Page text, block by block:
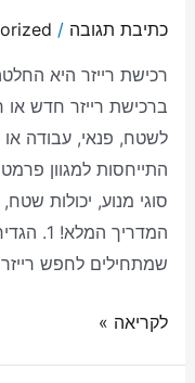
כתיבת תגובה /
רכישת רייזר היא
לשטח, פנאי, עבודה
התייחסות למגוון
סוגי מנוע, יכולות
המדריך
שמתחילים לחפש
לקריאה »